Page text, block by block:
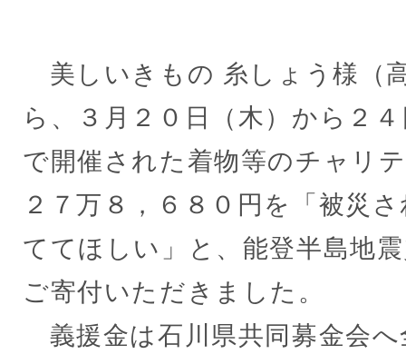
美しいきもの 糸しょう様（
ら、３月２０日（木）から２
で開催された着物等のチャリ
２７万８，６８０円を「被災
ててほしい」と、能登半島地
ご寄付いただきました。
義援金は石川県共同募金会